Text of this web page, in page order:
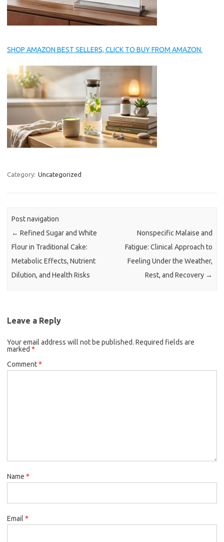
SHOP AMAZON BEST SELLERS, CLICK TO BUY FROM AMAZON.
Category: Uncategorized
Post navigation
← Refined Sugar and White
Flour in Traditional Cake:
Metabolic Effects, Nutrient
Dilution, and Health Risks
Nonspecific Malaise and
Fatigue: Clinical Approach to
Feeling Under the Weather,
Rest, and Recovery →
Leave a Reply
Your email address will not be published. Required fields are
marked *
Comment*
Name *
Email *